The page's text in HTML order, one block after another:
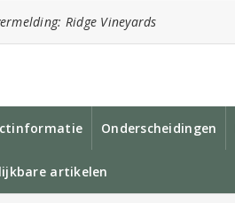
Ridge Vineyards
Onderscheidingen
artikelen